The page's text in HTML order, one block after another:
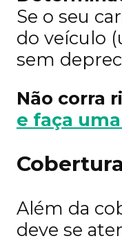
Se o seu
do veículo
sem
Não corra
e faça
Além da
deve se